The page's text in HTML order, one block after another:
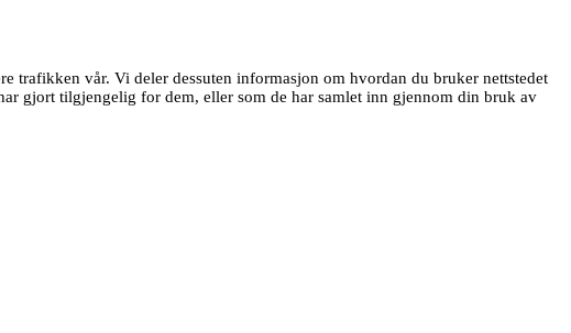
trafikken vår. Vi deler dessuten informasjon om hvordan du bruker nettstedet
gjort tilgjengelig for dem, eller som de har samlet inn gjennom din bruk av